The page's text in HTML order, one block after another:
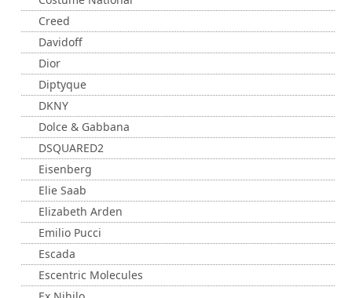
Creed
Davidoff
Dior
Diptyque
DKNY
Dolce & Gabbana
DSQUARED2
Eisenberg
Elie Saab
Elizabeth Arden
Emilio Pucci
Escada
Escentric Molecules